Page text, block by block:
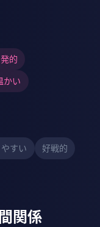
的
かい
すい
好戦的
関係